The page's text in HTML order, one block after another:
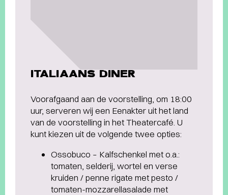
ITALIAANS DINER
Voorafgaand aan de voorstelling, om 18:00
uur, serveren wij een Eenakter uit het land
van de voorstelling in het Theatercafé. U
kunt kiezen uit de volgende twee opties:
Ossobuco – Kalfschenkel met o.a.:
tomaten, selderij, wortel en verse
kruiden / penne rigate met pesto /
tomaten-mozzarellasalade met